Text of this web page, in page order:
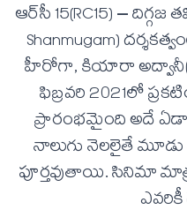
ఆర్​సీ 15​(RC15) – దిగ్గజ
Shanmugam)
హీరోగా, కియారా
ఫిబ్రవరి 2021లో
ప్రారంభమైంది అదే
నాలుగు నెలలైతే
పూర్తవుతాయి. సినిమా